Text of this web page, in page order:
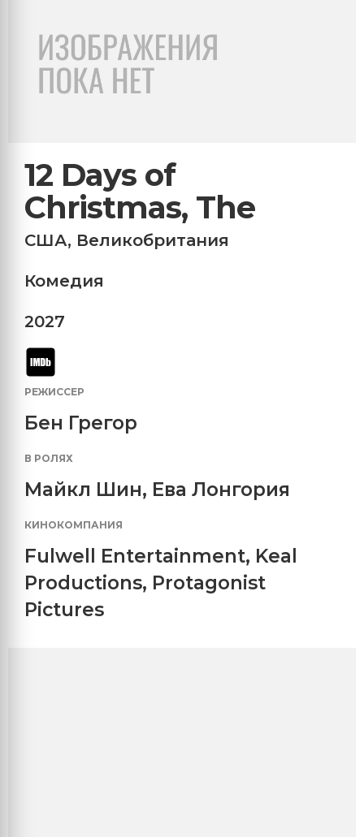
12 Days of
Christmas, The
США, Великобритания
Комедия
2027
РЕЖИССЕР
Бен Грегор
В РОЛЯХ
Майкл Шин, Ева Лонгория
КИНОКОМПАНИЯ
Fulwell Entertainment, Keal
Productions, Protagonist
Pictures